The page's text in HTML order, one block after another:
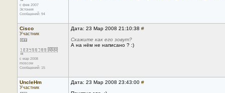
с фев 2007
Эстония
Сообщений: 94
Cisco
Участник
с мар 2008
moscow
Сообщений: 15
Дата: 23 Мар 2008 21:10:38 #
Скажите как его зовут?
А на нём не написано ? :)
UncleHm
Участник
Дата: 23 Мар 2008 23:43:00 #